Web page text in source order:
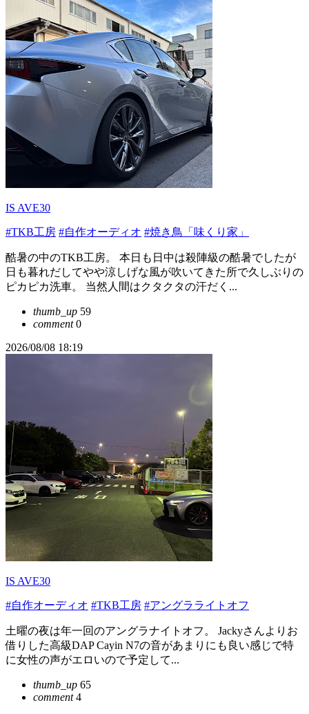
IS AVE30
#TKB工房 #自作オーディオ #焼き鳥「味くり家」
酷暑の中のTKB工房。 本日も日中は殺陣級の酷暑でしたが
日も暮れだしてやや涼しげな風が吹いてきた所で久しぶりの
ピカピカ洗車。 当然人間はクタクタの汗だく...
thumb_up 59
comment0
2026/08/08 18:19
IS AVE30
#自作オーディオ #TKB工房 #アングラライトオフ
土曜の夜は年一回のアングラナイトオフ。 Jackyさんよりお
借りした高級DAP Cayin N7の音があまりにも良い感じで特
に女性の声がエロいので予定して...
thumb_up 65
comment4